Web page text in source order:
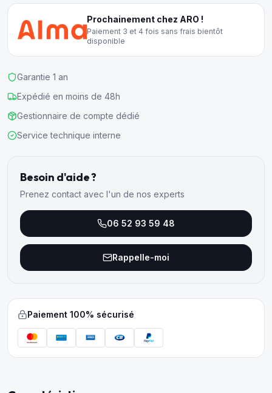
Prochainement chez ARO !
Paiement 3 et 4 fois sans frais bientôt
disponible
Garantie 1 an
Expédié en moins de 48h
Gestionnaire de compte dédié
Service technique interne
Besoin d'aide ?
Prenez contact avec l'un de nos experts
06 52 93 59 48
Rappelle-moi
Paiement 100% sécurisé